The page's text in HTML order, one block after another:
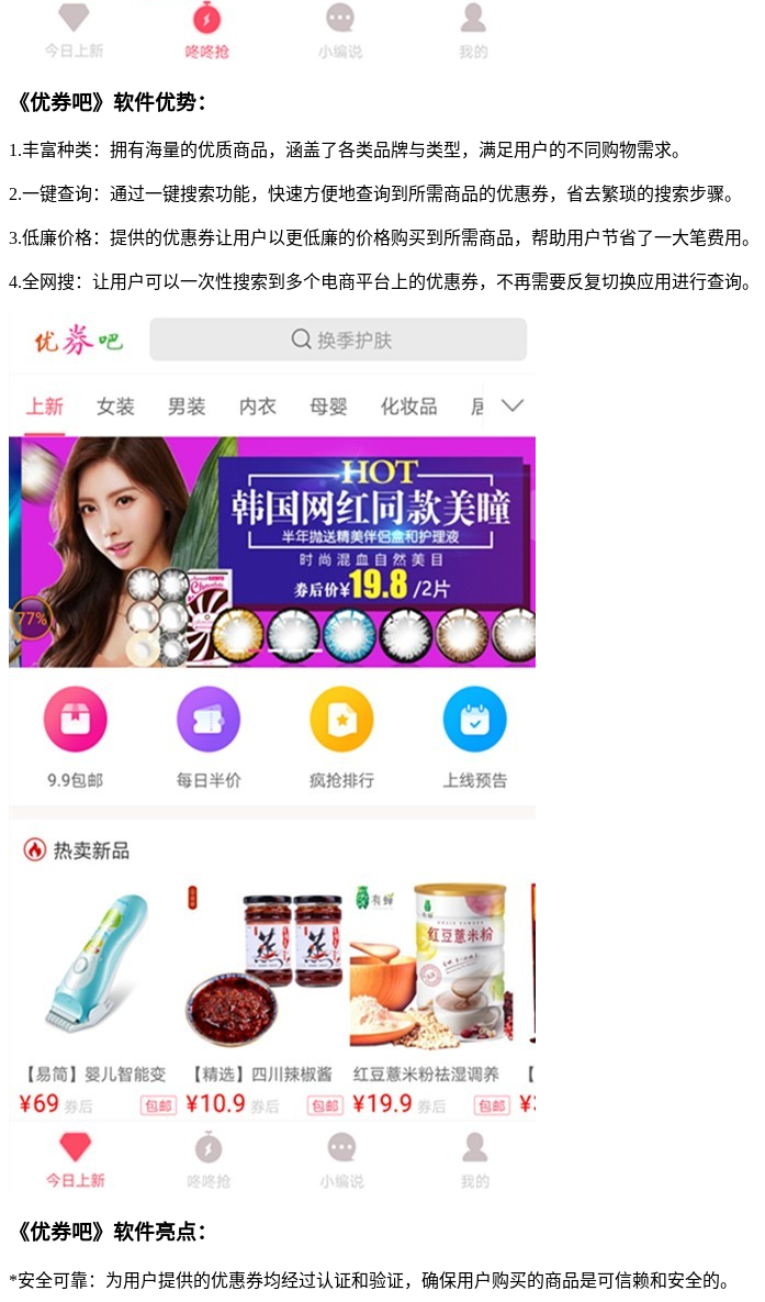
《优券吧》软件优势：
1.丰富种类：拥有海量的优质商品，涵盖了各类品牌与类型，满足用户的不同购物需求。
2.一键查询：通过一键搜索功能，快速方便地查询到所需商品的优惠券，省去繁琐的搜索步骤。
3.低廉价格：提供的优惠券让用户以更低廉的价格购买到所需商品，帮助用户节省了一大笔费用。
4.全网搜：让用户可以一次性搜索到多个电商平台上的优惠券，不再需要反复切换应用进行查询。
《优券吧》软件亮点：
*安全可靠：为用户提供的优惠券均经过认证和验证，确保用户购买的商品是可信赖和安全的。